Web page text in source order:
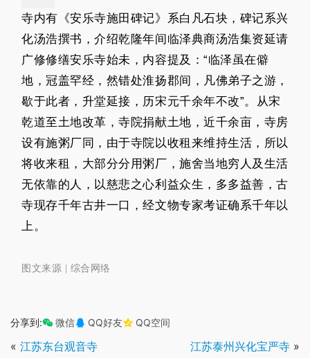
寺内有《安乐寺施田碑记》系白凡石块，碑记系兴
化汤浩撰书，介绍乾隆年间临泽典商汤浩集资延请
广修修缮安乐寺始未，内容提及：“临泽虽在僻
地，冠盖罕经，然错处淮扬郡间，凡佛弟子之游，
歇于此者，升堂延接，历宋元千余年不改”。从宋
乾道至土地改革，寺院捐献土地，近千余亩，寺房
设有施粥厂同，由于寺院以收租来维持生活，所以
将收来租，大部分分用粥厂，施舍当地穷人及生活
无依靠的人，以慈悲之心利益众生，多多益善，古
寺现存千年古井一口，经文物专家考证确系千年以
上。
图文来源 | 综合网络
分享到: 微信 QQ好友 QQ空间
« 江苏东台观音寺 江苏泰州兴化宝严寺 »